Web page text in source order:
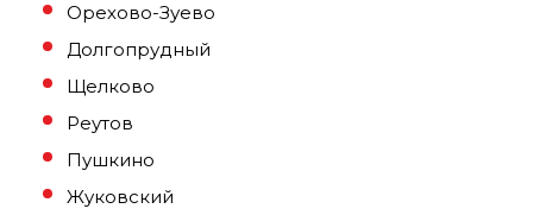
Орехово-Зуево
Долгопрудный
Щелково
Реутов
Пушкино
Жуковский